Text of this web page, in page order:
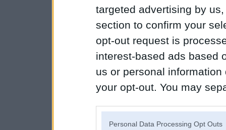
targeted advertising by
section to confirm your
opt-out request is
interest-based ads based
us or personal
your opt-out. You may
Personal Data Processing Opt Outs